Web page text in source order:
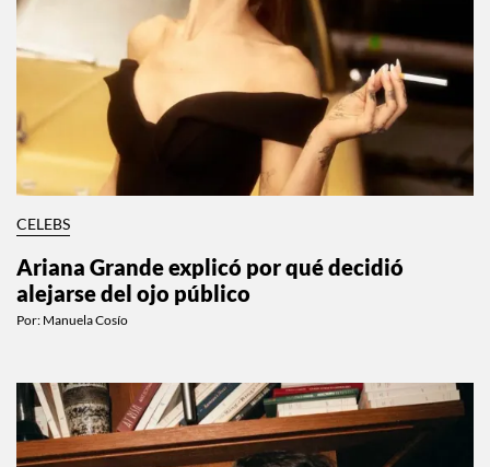
CELEBS
Ariana Grande explicó por qué decidió
alejarse del ojo público
Por: Manuela Cosío